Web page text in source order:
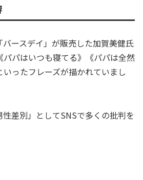
バースデイ」が販売した加賀美健氏
パパはいつも寝てる》《パパは全然
ったフレーズが描かれていまし
差別」としてSNSで多くの批判を